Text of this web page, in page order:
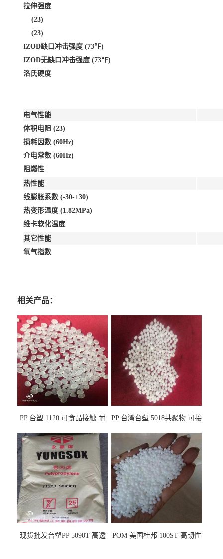
拉伸强度
(23)
(23)
IZOD缺口冲击强度 (73℉)
IZOD无缺口冲击强度 (73℉)
洛氏硬度
电气性能
体积电阻 (23)
损耗因数 (60Hz)
介电常数 (60Hz)
阻燃性
热性能
线膨胀系数 (-30-+30)
热变形温度 (1.82MPa)
维卡软化温度
其它性能
氧气指数
相关产品：
PP 台塑 1120 可食品接触 耐
PP 台湾台塑 5018共聚物 可接
现货批发台塑PP 5090T 高透
POM 美国杜邦 100ST 高韧性